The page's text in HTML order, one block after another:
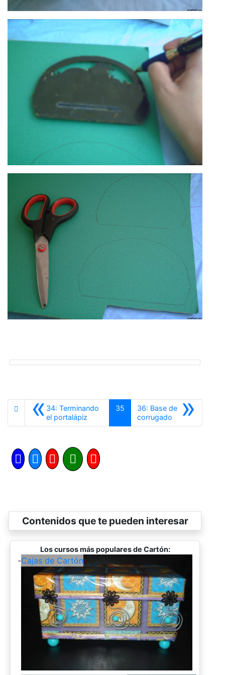
«34: Terminando
el portalápiz
35 »
36: Base de
corrugadoSiguiente
Contenidos que te pueden interesar
Los cursos más populares de Cartón:
-Cajas de Cartón